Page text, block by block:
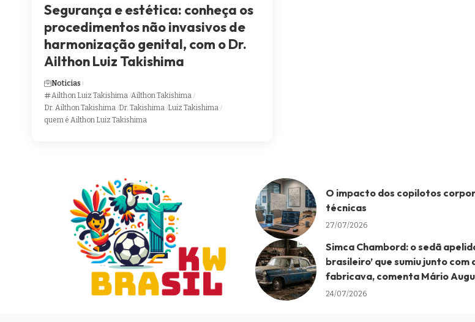
Segurança e estética: conheça os
procedimentos não invasivos de
harmonização genital, com o Dr.
Ailthon Luiz Takishima
Noticias
Ailthon Luiz Takishima Ailthon Takishima
Dr. Ailthon Takishima Dr. Takishima Luiz Takishima
quem é Ailthon Luiz Takishima
O impacto dos copilotos
técnicas
27/07/2026
Simca Chambord: o sedã
brasileiro’ que sumiu junto com
fabricava, comenta Mário
24/07/2026